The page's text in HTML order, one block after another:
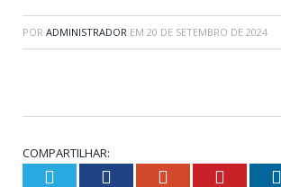
POR ADMINISTRADOR EM 20 DE SETEMBRO DE 2024
COMPARTILHAR:
Twitter Facebook Google+ Pinterest